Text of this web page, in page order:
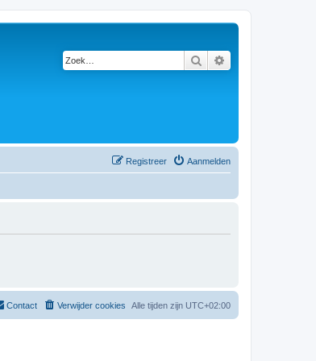
Zoek
Aanmelden
Registreer
Alle tijden zijn UTC+02:00
Verwijder cookies
Contact